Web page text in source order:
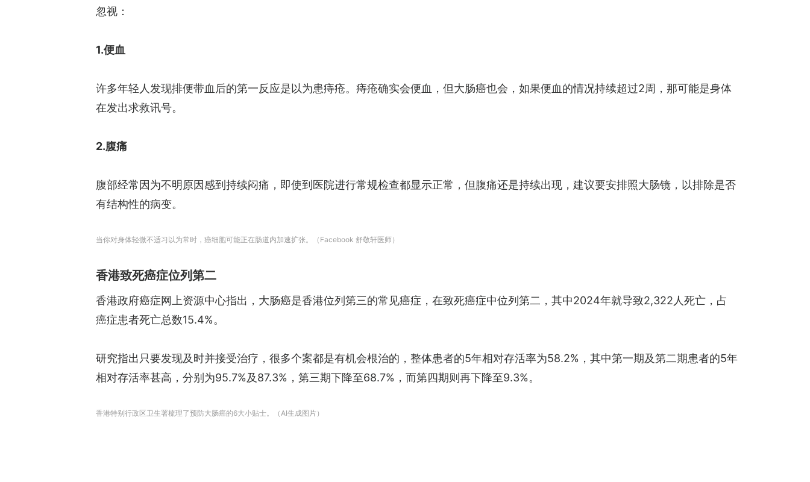
忽视：
1.便血
许多年轻人发现排便带血后的第一反应是以为患痔疮。痔疮确实会便血，但大肠癌也会，如果便血的情况持续超过2周，那可能是身体
在发出求救讯号。
2.腹痛
腹部经常因为不明原因感到持续闷痛，即使到医院进行常规检查都显示正常，但腹痛还是持续出现，建议要安排照大肠镜，以排除是否
有结构性的病变。
当你对身体轻微不适习以为常时，癌细胞可能正在肠道内加速扩张。（Facebook 舒敬轩医师）
香港致死癌症位列第二
香港政府癌症网上资源中心指出，大肠癌是香港位列第三的常见癌症，在致死癌症中位列第二，其中2024年就导致2,322人死亡，占
癌症患者死亡总数15.4%。
研究指出只要发现及时并接受治疗，很多个案都是有机会根治的，整体患者的5年相对存活率为58.2%，其中第一期及第二期患者的5年
相对存活率甚高，分别为95.7%及87.3%，第三期下降至68.7%，而第四期则再下降至9.3%。
香港特别行政区卫生署梳理了预防大肠癌的6大小贴士。（AI生成图片）